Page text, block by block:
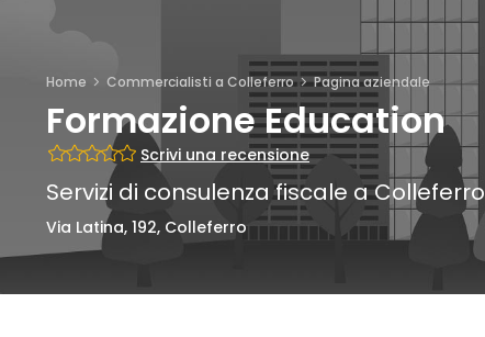
Home Commercialisti a Colleferro Pagina aziendale
Formazione Education
Scrivi una recensione
Servizi di consulenza fiscale a Colleferro
Via Latina, 192, Colleferro